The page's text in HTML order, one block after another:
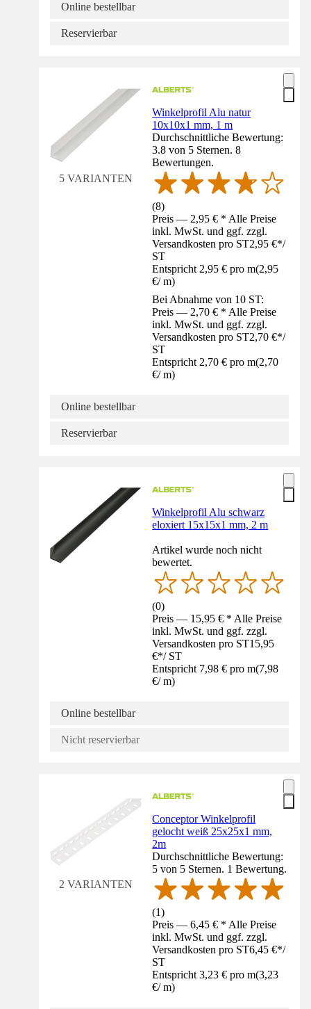
Online bestellbar
Reservierbar
5 VARIANTEN
Winkelprofil Alu natur
10x10x1 mm, 1 m
Durchschnittliche Bewertung:
3.8 von 5 Sternen. 8
Bewertungen.
(8)
Preis — 2,95 € * Alle Preise
inkl. MwSt. und ggf. zzgl.
Versandkosten pro ST2,95 €*/
ST
Entspricht 2,95 € pro m(2,95
€/ m)
Bei Abnahme von 10 ST:
Preis — 2,70 € * Alle Preise
inkl. MwSt. und ggf. zzgl.
Versandkosten pro ST2,70 €*/
ST
Entspricht 2,70 € pro m(2,70
€/ m)
Online bestellbar
Reservierbar
Winkelprofil Alu schwarz
eloxiert 15x15x1 mm, 2 m
Artikel wurde noch nicht
bewertet.
(0)
Preis — 15,95 € * Alle Preise
inkl. MwSt. und ggf. zzgl.
Versandkosten pro ST15,95
€*/ ST
Entspricht 7,98 € pro m(7,98
€/ m)
Online bestellbar
Nicht reservierbar
2 VARIANTEN
Conceptor Winkelprofil
gelocht weiß 25x25x1 mm,
2m
Durchschnittliche Bewertung:
5 von 5 Sternen. 1 Bewertung.
(1)
Preis — 6,45 € * Alle Preise
inkl. MwSt. und ggf. zzgl.
Versandkosten pro ST6,45 €*/
ST
Entspricht 3,23 € pro m(3,23
€/ m)